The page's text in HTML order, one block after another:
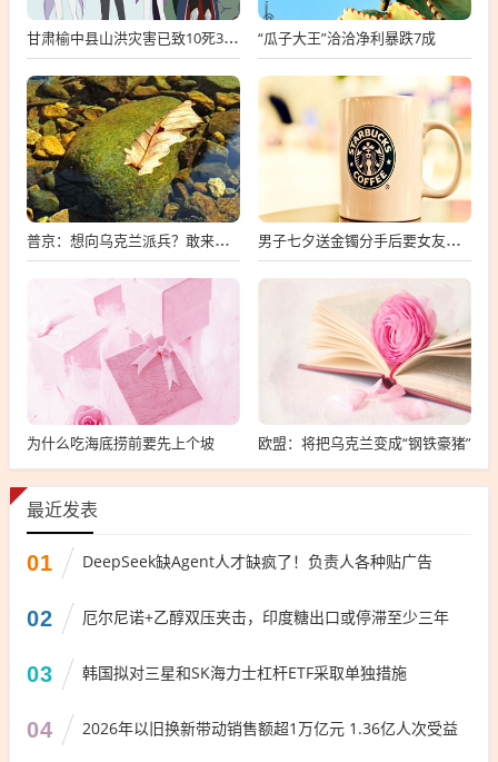
甘肃榆中县山洪灾害已致10死33失联 “瓜子大王”洽洽净利暴跌7成
普京：想向乌克兰派兵？敢来就打，普京，敢派兵到乌克兰，将面临严厉反击 男子七夕送金镯分手后要女友还钱
为什么吃海底捞前要先上个坡 欧盟：将把乌克兰变成“钢铁豪猪”
最近发表
01 DeepSeek缺Agent人才缺疯了！负责人各种贴广告
02 厄尔尼诺+乙醇双压夹击，印度糖出口或停滞至少三年
03 韩国拟对三星和SK海力士杠杆ETF采取单独措施
04 2026年以旧换新带动销售额超1万亿元 1.36亿人次受益